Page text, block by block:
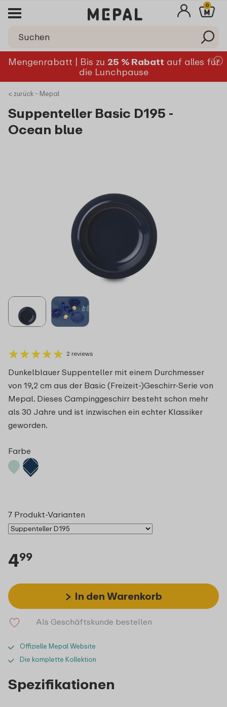
0
Mengenrabatt | Bis zu 25 % Rabatt auf alles für
die Lunchpause
< zurück - Mepal
Suppenteller Basic D195 -
Ocean blue
★★★★★
★★★★★ 2 reviews
Dunkelblauer Suppenteller mit einem Durchmesser
von 19,2 cm aus der Basic (Freizeit-)Geschirr-Serie von
Mepal. Dieses Campinggeschirr besteht schon mehr
als 30 Jahre und ist inzwischen ein echter Klassiker
geworden.
Farbe
7 Produkt-Varianten
499
In den Warenkorb
Als Geschäftskunde bestellen
Offizielle Mepal Website
Die komplette Kollektion
Spezifikationen